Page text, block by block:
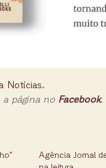
Notícias.
a página no Facebook.
Agência Jornal